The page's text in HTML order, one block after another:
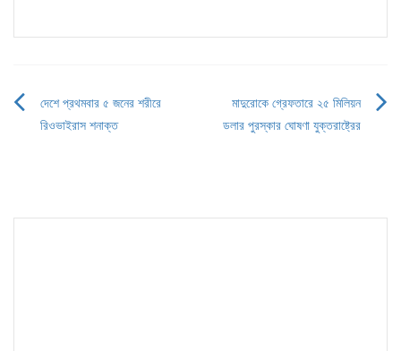
Post
দেশে প্রথমবার ৫ জনের শরীরে
রিওভাইরাস শনাক্ত
মাদুরোকে গ্রেফতারে ২৫ মিলিয়ন
ডলার পুরস্কার ঘোষণা যুক্তরাষ্ট্রের